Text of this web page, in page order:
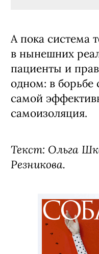
А пока система
в нынешних
пациенты и
одном: в борьбе
самой
самоизоляция.
Текст: Ольга
Резникова.